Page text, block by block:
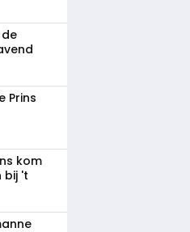
Prins
kom
bij 't